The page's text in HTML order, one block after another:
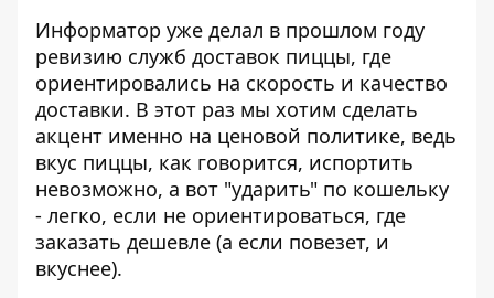
Информатор уже делал в прошлом году
ревизию служб доставок пиццы, где
ориентировались на скорость и качество
доставки. В этот раз мы хотим сделать
акцент именно на ценовой политике, ведь
вкус пиццы, как говорится, испортить
невозможно, а вот "ударить" по кошельку
- легко, если не ориентироваться, где
заказать дешевле (а если повезет, и
вкуснее).